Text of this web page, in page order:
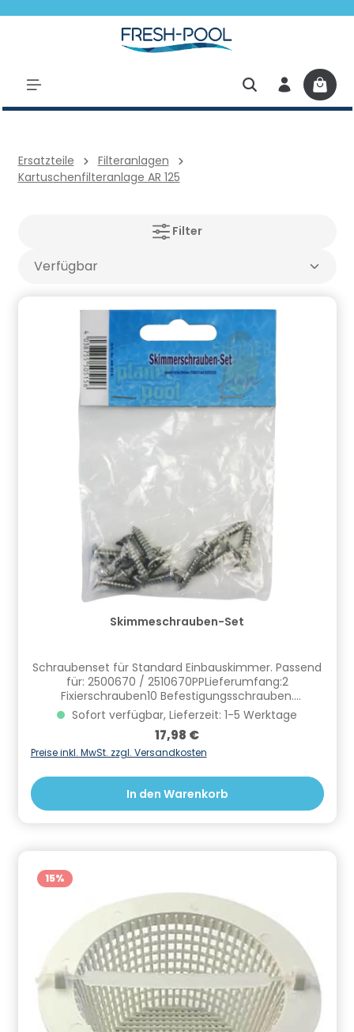
Ersatzteile
Filteranlagen
Kartuschenfilteranlage AR 125
Filter
Skimmeschrauben-Set
Schraubenset für Standard Einbauskimmer. Passend
für: 2500670 / 2510670PPLieferumfang:2
Fixierschrauben10 Befestigungsschrauben.
Informationen zur Produktsicherheit Hersteller/EU
Verantwortliche Person: CF Group Deutschland
GmbH, Bahnhofstraße 68, 73240 Wendlingen, DE,
info.de@cf.group, +4970244048100
Sofort verfügbar, Lieferzeit: 1-5 Werktage
Regulärer Preis:
17,98 €
Preise inkl. MwSt. zzgl. Versandkosten
In den Warenkorb
15%